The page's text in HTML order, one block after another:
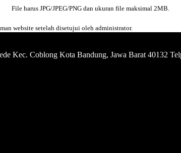
File harus JPG/JPEG/PNG dan ukuran file maksimal 2MB.
website setelah disetujui oleh administrator.
Kec. Coblong Kota Bandung, Jawa Barat 40132